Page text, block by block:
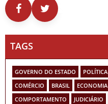
TAGS
GOVERNO DO ESTADO POLÍTICA
COMÉRCIO
BRASIL ECONOMIA
COMPORTAMENTO
JUDICIÁRIO